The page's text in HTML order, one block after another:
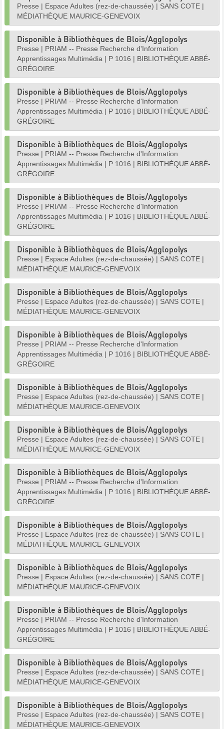
Presse | Espace Adultes (rez-de-chaussée) | SANS COTE |
MÉDIATHÈQUE MAURICE-GENEVOIX
Disponible à Bibliothèques de Blois/Agglopolys
Presse | PRIAM -- Presse Recherche d'Information
Apprentissages Multimédia | P 1016 | BIBLIOTHÈQUE ABBÉ-
GRÉGOIRE
Disponible à Bibliothèques de Blois/Agglopolys
Presse | PRIAM -- Presse Recherche d'Information
Apprentissages Multimédia | P 1016 | BIBLIOTHÈQUE ABBÉ-
GRÉGOIRE
Disponible à Bibliothèques de Blois/Agglopolys
Presse | PRIAM -- Presse Recherche d'Information
Apprentissages Multimédia | P 1016 | BIBLIOTHÈQUE ABBÉ-
GRÉGOIRE
Disponible à Bibliothèques de Blois/Agglopolys
Presse | PRIAM -- Presse Recherche d'Information
Apprentissages Multimédia | P 1016 | BIBLIOTHÈQUE ABBÉ-
GRÉGOIRE
Disponible à Bibliothèques de Blois/Agglopolys
Presse | Espace Adultes (rez-de-chaussée) | SANS COTE |
MÉDIATHÈQUE MAURICE-GENEVOIX
Disponible à Bibliothèques de Blois/Agglopolys
Presse | Espace Adultes (rez-de-chaussée) | SANS COTE |
MÉDIATHÈQUE MAURICE-GENEVOIX
Disponible à Bibliothèques de Blois/Agglopolys
Presse | PRIAM -- Presse Recherche d'Information
Apprentissages Multimédia | P 1016 | BIBLIOTHÈQUE ABBÉ-
GRÉGOIRE
Disponible à Bibliothèques de Blois/Agglopolys
Presse | Espace Adultes (rez-de-chaussée) | SANS COTE |
MÉDIATHÈQUE MAURICE-GENEVOIX
Disponible à Bibliothèques de Blois/Agglopolys
Presse | Espace Adultes (rez-de-chaussée) | SANS COTE |
MÉDIATHÈQUE MAURICE-GENEVOIX
Disponible à Bibliothèques de Blois/Agglopolys
Presse | PRIAM -- Presse Recherche d'Information
Apprentissages Multimédia | P 1016 | BIBLIOTHÈQUE ABBÉ-
GRÉGOIRE
Disponible à Bibliothèques de Blois/Agglopolys
Presse | Espace Adultes (rez-de-chaussée) | SANS COTE |
MÉDIATHÈQUE MAURICE-GENEVOIX
Disponible à Bibliothèques de Blois/Agglopolys
Presse | Espace Adultes (rez-de-chaussée) | SANS COTE |
MÉDIATHÈQUE MAURICE-GENEVOIX
Disponible à Bibliothèques de Blois/Agglopolys
Presse | PRIAM -- Presse Recherche d'Information
Apprentissages Multimédia | P 1016 | BIBLIOTHÈQUE ABBÉ-
GRÉGOIRE
Disponible à Bibliothèques de Blois/Agglopolys
Presse | Espace Adultes (rez-de-chaussée) | SANS COTE |
MÉDIATHÈQUE MAURICE-GENEVOIX
Disponible à Bibliothèques de Blois/Agglopolys
Presse | Espace Adultes (rez-de-chaussée) | SANS COTE |
MÉDIATHÈQUE MAURICE-GENEVOIX